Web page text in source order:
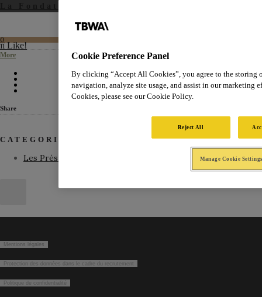
0
11 Like!
More
Share
CATEGORIES
Les Présidents
Mentions légales
Protection des données dans le cadre du recrutement
Politique de confidentialité
Cookie Preference Panel
By clicking “Accept All Cookies”, you agree to the storing
navigation, analyze site usage, and assist in our marketing
Cookies, please see our Cookie Policy.
Reject All
Manage Cookie